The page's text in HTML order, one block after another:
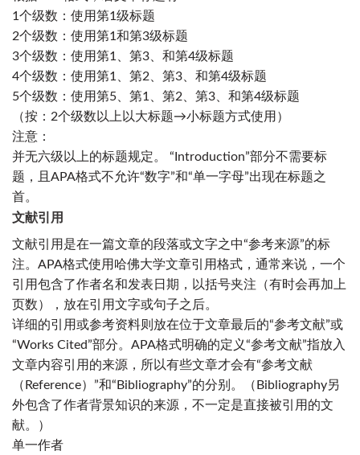
1个级数：使用第1级标题
2个级数：使用第1和第3级标题
3个级数：使用第1、第3、和第4级标题
4个级数：使用第1、第2、第3、和第4级标题
5个级数：使用第5、第1、第2、第3、和第4级标题
（按：2个级数以上以大标题→小标题方式使用）
注意：
并无六级以上的标题规定。 “Introduction”部分不需要标
题，且APA格式不允许“数字”和“单一字母”出现在标题之
首。
文献引用
文献引用是在一篇文章的段落或文字之中“参考来源”的标
注。APA格式使用 哈佛大学文章引用格式，通常来说，一个
引用包含了作者名和发表日期，以括号夹注（有时会再加上
页数），放在引用文字或句子之后。
详细的引用或参考资料则放在位于文章最后的“参考文献”或
“Works Cited”部分。APA格式明确的定义“参考文献”指放入
文章内容引用的来源，所以有些文章才会有“参考文献
（Reference）”和“Bibliography”的分别。（Bibliography另
外包含了作者背景知识的来源，不一定是直接被引用的文
献。）
单一作者